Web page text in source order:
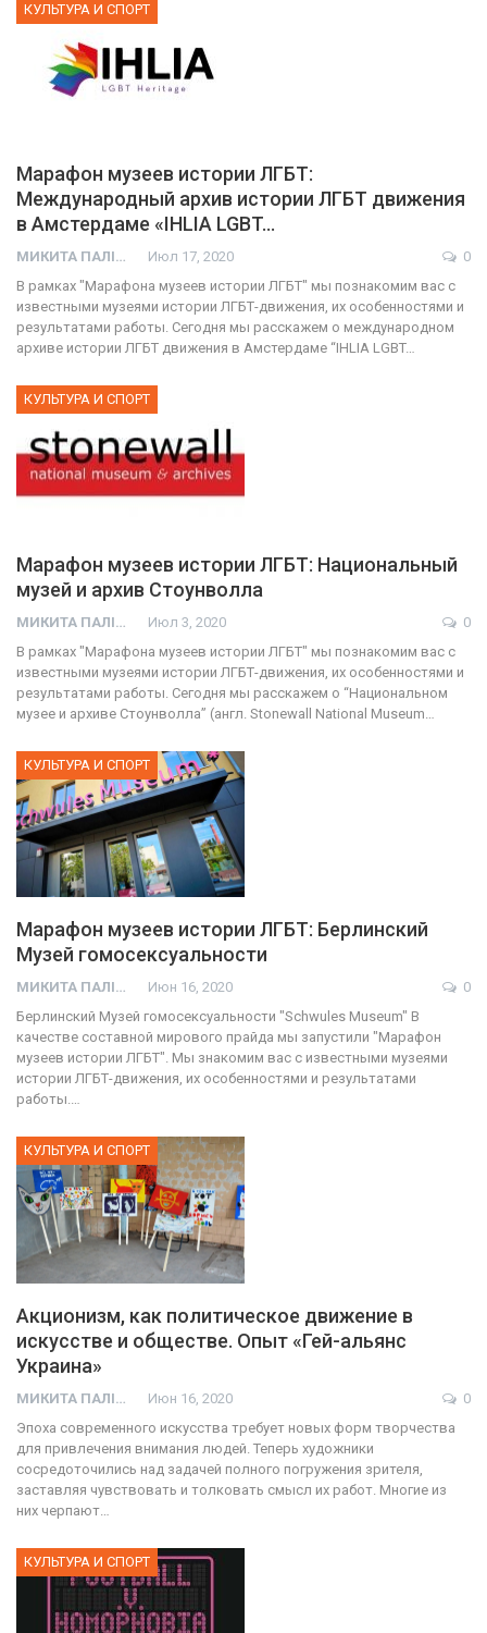
КУЛЬТУРА И СПОРТ
Марафон музеев истории ЛГБТ:
Международный архив истории ЛГБТ движения
в Амстердаме «IHLIA LGBT…
МИКИТА ПАЛІЙ Июл 17, 2020
0
В рамках "Марафона музеев истории ЛГБТ" мы познакомим вас с
известными музеями истории ЛГБТ-движения, их особенностями и
результатами работы. Сегодня мы расскажем о международном
архиве истории ЛГБТ движения в Амстердаме “IHLIA LGBT…
КУЛЬТУРА И СПОРТ
Марафон музеев истории ЛГБТ: Национальный
музей и архив Стоунволла
МИКИТА ПАЛІЙ Июл 3, 2020
0
В рамках "Марафона музеев истории ЛГБТ" мы познакомим вас с
известными музеями истории ЛГБТ-движения, их особенностями и
результатами работы. Сегодня мы расскажем о “Национальном
музее и архиве Стоунволла” (англ. Stonewall National Museum…
КУЛЬТУРА И СПОРТ
Марафон музеев истории ЛГБТ: Берлинский
Музей гомосексуальности
МИКИТА ПАЛІЙ Июн 16, 2020
0
Берлинский Музей гомосексуальности "Schwules Museum" В
качестве составной мирового прайда мы запустили "Марафон
музеев истории ЛГБТ". Мы знакомим вас с известными музеями
истории ЛГБТ-движения, их особенностями и результатами
работы.…
КУЛЬТУРА И СПОРТ
Акционизм, как политическое движение в
искусстве и обществе. Опыт «Гей-альянс
Украина»
МИКИТА ПАЛІЙ Июн 16, 2020
0
Эпоха современного искусства требует новых форм творчества
для привлечения внимания людей. Теперь художники
сосредоточились над задачей полного погружения зрителя,
заставляя чувствовать и толковать смысл их работ. Многие из
них черпают…
КУЛЬТУРА И СПОРТ